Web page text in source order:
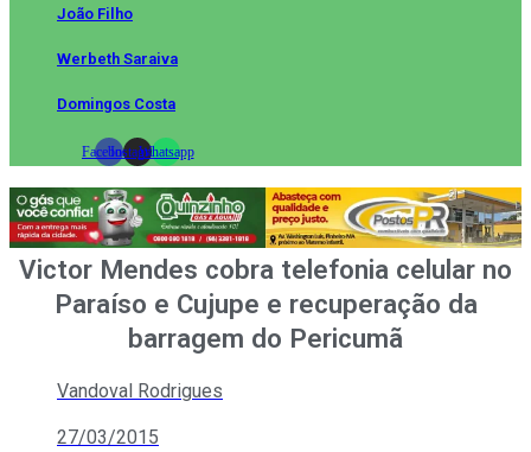
João Filho
Werbeth Saraiva
Domingos Costa
FacebookInstagramWhatsapp
Victor Mendes cobra telefonia celular no
Paraíso e Cujupe e recuperação da
barragem do Pericumã
Vandoval Rodrigues
27/03/2015